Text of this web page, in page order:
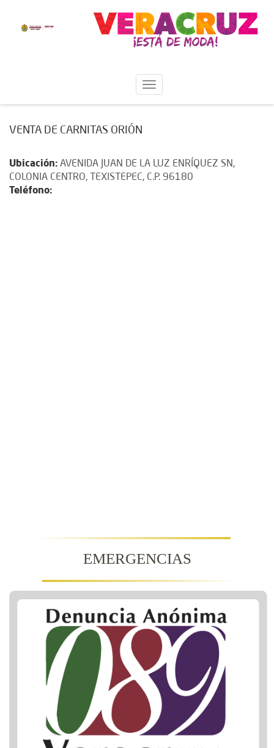
VENTA DE CARNITAS ORIÓN
Ubicación: AVENIDA JUAN DE LA LUZ ENRÍQUEZ SN,
COLONIA CENTRO, TEXISTEPEC, C.P. 96180
Teléfono:
EMERGENCIAS